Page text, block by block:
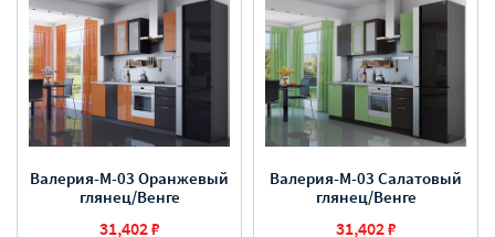
Валерия-М-03 Оранжевый
глянец/Венге
31,402 ₽
Валерия-М-03 Салатовый
глянец/Венге
31,402 ₽